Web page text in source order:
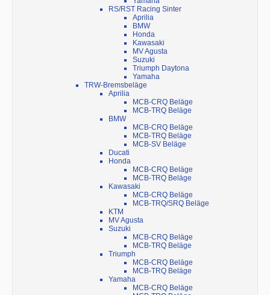
RS/RST Racing Sinter
Aprilia
BMW
Honda
Kawasaki
MV Agusta
Suzuki
Triumph Daytona
Yamaha
TRW-Bremsbeläge
Aprilia
MCB-CRQ Beläge
MCB-TRQ Beläge
BMW
MCB-CRQ Beläge
MCB-TRQ Beläge
MCB-SV Beläge
Ducati
Honda
MCB-CRQ Beläge
MCB-TRQ Beläge
Kawasaki
MCB-CRQ Beläge
MCB-TRQ/SRQ Beläge
KTM
MV Agusta
Suzuki
MCB-CRQ Beläge
MCB-TRQ Beläge
Triumph
MCB-CRQ Beläge
MCB-TRQ Beläge
Yamaha
MCB-CRQ Beläge